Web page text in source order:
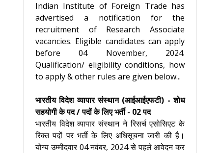
Indian Institute of Foreign Trade has
advertised a notification for the
recruitment of Research Associate
vacancies. Eligible candidates can apply
before 04 November, 2024.
Qualification/ eligibility conditions, how
to apply & other rules are given below...
भारतीय विदेश व्यापार संस्थान (आईआईएफटी) - शोध
सहयोगी के पद / पदों के लिए भर्ती - 02 पद
भारतीय विदेश व्यापार संस्थान ने रिसर्च एसोसिएट के
रिक्त पदों पर भर्ती के लिए अधिसूचना जारी की है।
योग्य उम्मीदवार 04 नवंबर, 2024 से पहले आवेदन कर